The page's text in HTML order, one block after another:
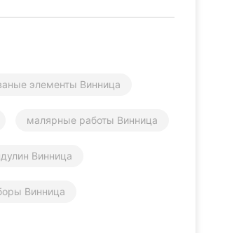
элементы Винница
малярные работы Винница
Винница
Винница